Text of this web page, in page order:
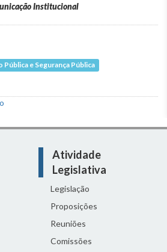
Institucional
e Segurança Pública
Atividade
Legislativa
Legislação
Proposições
Reuniões
Comissões